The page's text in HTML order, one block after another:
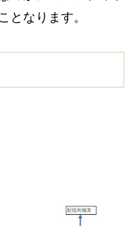
となります。